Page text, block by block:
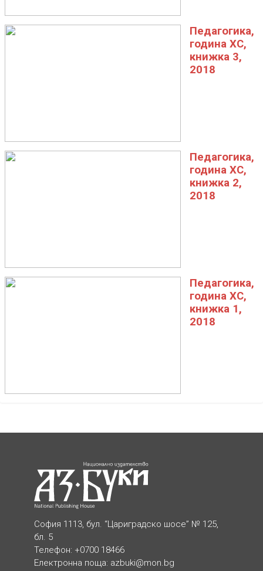
Педагогика,
година XC,
книжка 3,
2018
Педагогика,
година XC,
книжка 2,
2018
Педагогика,
година XC,
книжка 1,
2018
София 1113, бул. “Цариградско шосе” № 125,
бл. 5
Телефон: +0700 18466
Електронна поща: azbuki@mon.bg